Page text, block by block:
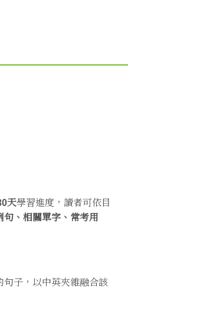
天學習進度，讀者可依目
句、相關單字、常考用
句子，以中英夾雜融合該